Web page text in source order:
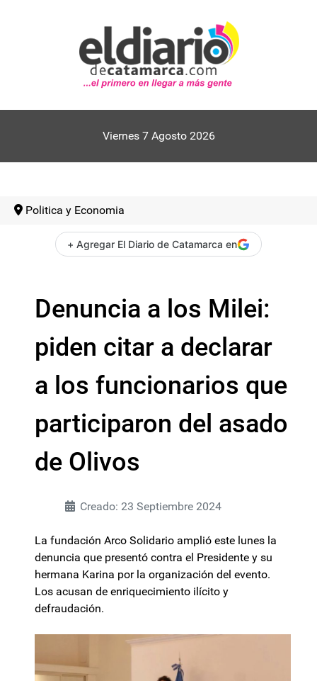
Viernes 7 Agosto 2026
Politica y Economia
+ Agregar El Diario de Catamarca en
Denuncia a los Milei:
piden citar a declarar
a los funcionarios que
participaron del asado
de Olivos
Creado: 23 Septiembre 2024
La fundación Arco Solidario amplió este lunes la
denuncia que presentó contra el Presidente y su
hermana Karina por la organización del evento.
Los acusan de enriquecimiento ilícito y
defraudación.